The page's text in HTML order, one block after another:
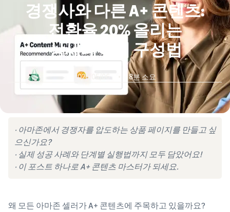
경쟁사와 다른 A+ 콘텐츠:
전환율 20% 올리는
상세페이지 구성법
2026/05/06 8분 소요
· 아마존에서 경쟁자를 압도하는 상품 페이지를 만들고 싶
으신가요?
· 실제 성공 사례와 단계별 실행법까지 모두 담았어요!
· 이 포스트 하나로 A+ 콘텐츠 마스터가 되세요.
왜 모든 아마존 셀러가 A+ 콘텐츠에 주목하고 있을까요?